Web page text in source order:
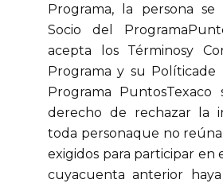
Programa, la persona
Socio del
acepta los Términosy
Programa y su Políticade
Programa PuntosTexaco
derecho de rechazar la
toda personaque no
exigidos para participar en
cuyacuenta anterior